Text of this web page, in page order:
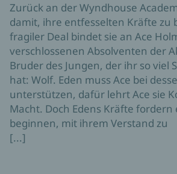
Zurück an der Wyndhouse
damit, ihre entfesselten Kräfte zu
fragiler Deal bindet sie an Ace
verschlossenen Absolventen der
Bruder des Jungen, der ihr so viel
hat: Wolf. Eden muss Ace bei
unterstützen, dafür lehrt Ace sie
Macht. Doch Edens Kräfte fordern
beginnen, mit ihrem Verstand zu
[...]